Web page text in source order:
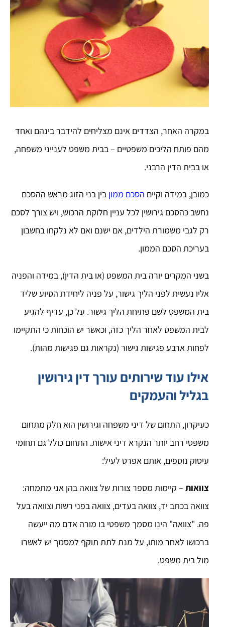
במקרה האחר, הצדדים אינם מצליחים להידבר בינהם ואחד
מהם פותח הליכים משפטיים – בבית משפט לענייני משפחה,
או בבית הדין הרבני.
כמובן, במידה וקיים הסכם ממון בין בני הזוג מראש ההסכם
נחשב כהסכם גירושין לכל עניין חלוקת הרכוש, ויש צורך לסכם
רק לגבי משמורת הילדים, אם ישנם ואם לא נלקחו בחשבון
בעריכת הסכם הממון.
בשני המקרים יורה בית המשפט (או בית הדין), במידה והפניה
אליו נעשית לפני הליך גישור, על פניה ליחידת הסיוע שליד
בית המשפט לשם פתיחת הליך גישור. על כן, עדיף להגיע
לבית המשפט לאחר הליך כזה, וכאשר יש הוכחות כי התקיימו
לפחות ארבע פגישות גישור (נקראות גם פגישות מהות).
אילו עוד שירותים עורך דין גירושין
בגליל והעמקים
כעיקרון, התחום של דיני משפחה וגירושין הוא חלק מתחום
משפטי רחב יותר הנקרא דיני אישות. התחום כולל גם תחומי
עיסוק נוספים, אותם אפרט לעיל:
צוואות – קיימות מספר צורות של צוואה בהן אני מתמחה:
צוואה בכתב יד, צוואה בעדים, צוואה בפני רשות וצוואה בעל
פה. "צוואה" הינו מסמך משפטי בו מורה אדם מה ייעשה
ברכושו לאחר מותו, על מנת לתת תוקף למסמך יש לאשרו
מול בית משפט.